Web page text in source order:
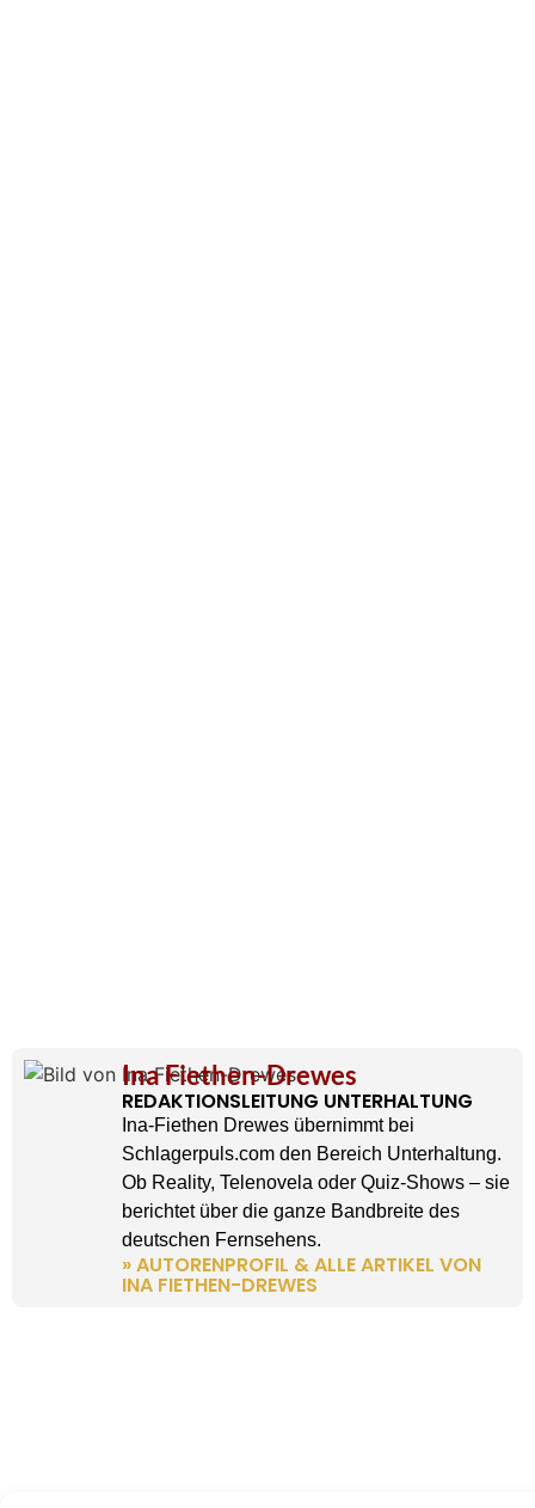
Ina Fiethen-Drewes
REDAKTIONSLEITUNG UNTERHALTUNG
Ina-Fiethen Drewes übernimmt bei
Schlagerpuls.com den Bereich Unterhaltung.
Ob Reality, Telenovela oder Quiz-Shows – sie
berichtet über die ganze Bandbreite des
deutschen Fernsehens.
» AUTORENPROFIL & ALLE ARTIKEL VON
INA FIETHEN-DREWES